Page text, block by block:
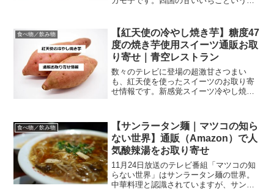
り！ このさくらももいちごはももいちご
の姉妹品として平成２...
食べ物／飲み物
【紅天使の冷やし焼き芋】糖度47
度の焼き芋使用スイーツ通販お取
り寄せ｜青空レストラン
数々のテレビに登場の超激甘さつまい
も、紅天使を使ったスイーツのお取り寄
せ情報です。新感覚スイーツ冷やし焼き
ますね。青空レストランで取り上げられ
たキノコ大黒本しめじの記事...
食べ物／飲み物
【サンラータン麺｜マツコの知ら
ない世界】通販（Amazon）で人
気酸辣湯をお取り寄せ
11月24日放送のテレビ番組「マツコの知
らない世界」はサンラータン麺の世界。
中華料理と認識されていますが、サンラ